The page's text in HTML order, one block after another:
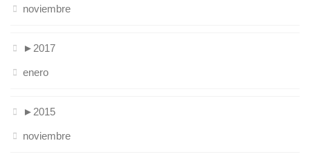
noviembre
► 2017
enero
► 2015
noviembre